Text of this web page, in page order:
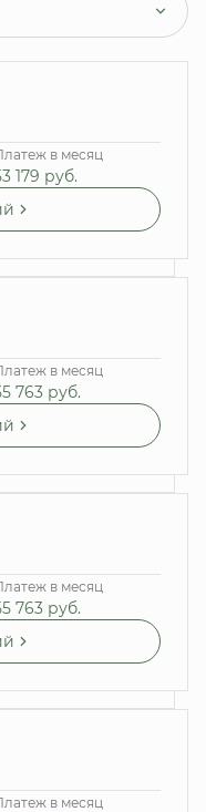
в месяц
179 руб.
в месяц
763 руб.
в месяц
763 руб.
в месяц